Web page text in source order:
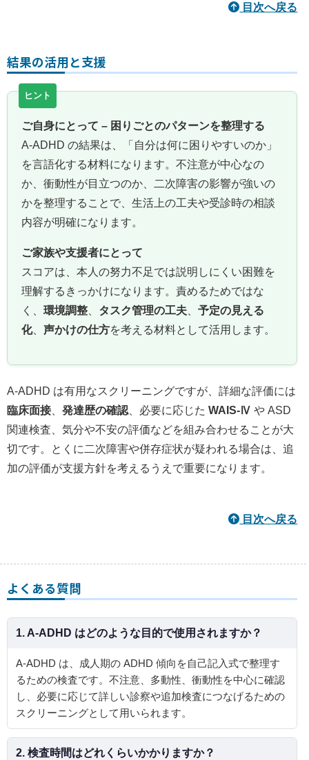
目次へ戻る
結果の活用と支援
ご自身にとって – 困りごとのパターンを整理する
A-ADHD の結果は、「自分は何に困りやすいのか」
を言語化する材料になります。不注意が中心なの
か、衝動性が目立つのか、二次障害の影響が強いの
かを整理することで、生活上の工夫や受診時の相談
内容が明確になります。
ご家族や支援者にとって
スコアは、本人の努力不足では説明しにくい困難を
理解するきっかけになります。責めるためではな
く、 環境調整 タスク管理の工夫
予定の見える
化、 声かけの仕方を考える材料として活用します。
A-ADHD は有用なスクリーニングですが、詳細な評価には
臨床面接、 発達歴の確認 、必要に応じた WAIS-Ⅳ や ASD
関連検査、気分や不安の評価などを組み合わせることが大
切です。とくに二次障害や併存症状が疑われる場合は、追
加の評価が支援方針を考えるうえで重要になります。
目次へ戻る
よくある質問
1. A-ADHD はどのような目的で使用されますか？
A-ADHD は、成人期の ADHD 傾向を自己記入式で整理す
るための検査です。不注意、多動性、衝動性を中心に確認
し、必要に応じて詳しい診察や追加検査につなげるための
スクリーニングとして用いられます。
2. 検査時間はどれくらいかかりますか？